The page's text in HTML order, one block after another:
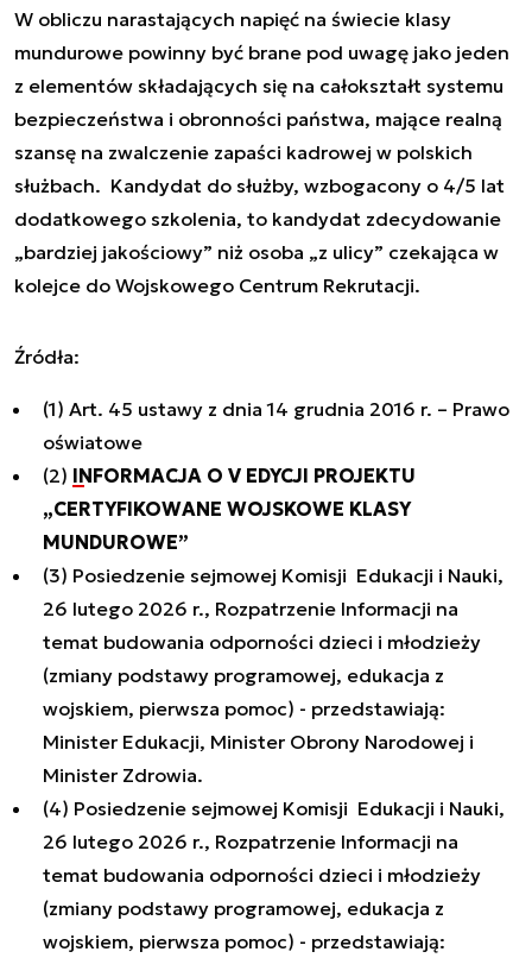
W obliczu narastających napięć na świecie klasy
mundurowe powinny być brane pod uwagę jako jeden
z elementów składających się na całokształt systemu
bezpieczeństwa i obronności państwa, mające realną
szansę na zwalczenie zapaści kadrowej w polskich
służbach. Kandydat do służby, wzbogacony o 4/5 lat
dodatkowego szkolenia, to kandydat zdecydowanie
„bardziej jakościowy” niż osoba „z ulicy” czekająca w
kolejce do Wojskowego Centrum Rekrutacji.
Źródła:
(1) Art. 45 ustawy z dnia 14 grudnia 2016 r. – Prawo
oświatowe
(2) INFORMACJA O V EDYCJI PROJEKTU
„CERTYFIKOWANE WOJSKOWE KLASY
MUNDUROWE”
(3) Posiedzenie sejmowej Komisji Edukacji i Nauki,
26 lutego 2026 r., Rozpatrzenie Informacji na
temat budowania odporności dzieci i młodzieży
(zmiany podstawy programowej, edukacja z
wojskiem, pierwsza pomoc) - przedstawiają:
Minister Edukacji, Minister Obrony Narodowej i
Minister Zdrowia.
(4) Posiedzenie sejmowej Komisji Edukacji i Nauki,
26 lutego 2026 r., Rozpatrzenie Informacji na
temat budowania odporności dzieci i młodzieży
(zmiany podstawy programowej, edukacja z
wojskiem, pierwsza pomoc) - przedstawiają: